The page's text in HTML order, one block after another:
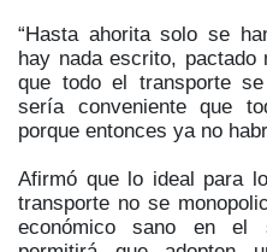
“Hasta ahorita solo se
hay nada escrito,
que todo el transporte
sería conveniente que
porque entonces ya no
Afirmó que lo ideal para
transporte no se
económico sano en el